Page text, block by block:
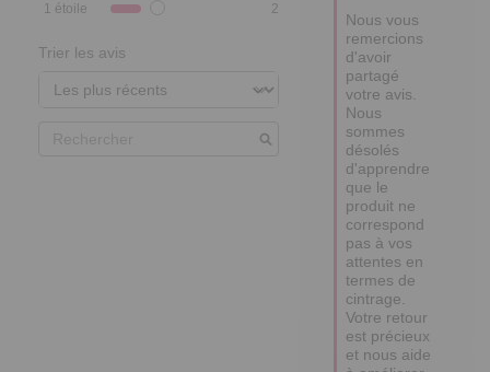
1 étoile 2
Trier les avis
Nous vous
remercions
d'avoir
partagé
votre avis.
Nous
sommes
désolés
d'apprendre
que le
produit ne
correspond
pas à vos
attentes en
termes de
cintrage.
Votre retour
est précieux
et nous aide